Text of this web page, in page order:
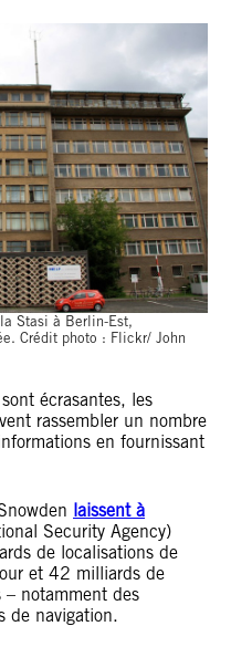
Stasi à Berlin-Est,
Crédit photo : Flickr/ John
écrasantes, les
rassembler un nombre
en fournissant
laissent à
Security Agency)
de localisations de
et 42 milliards de
notamment des
de navigation.